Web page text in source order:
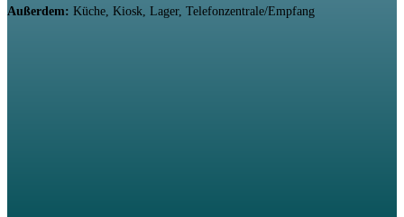
Außerdem: Küche, Kiosk, Lager, Telefonzentrale/Empfang